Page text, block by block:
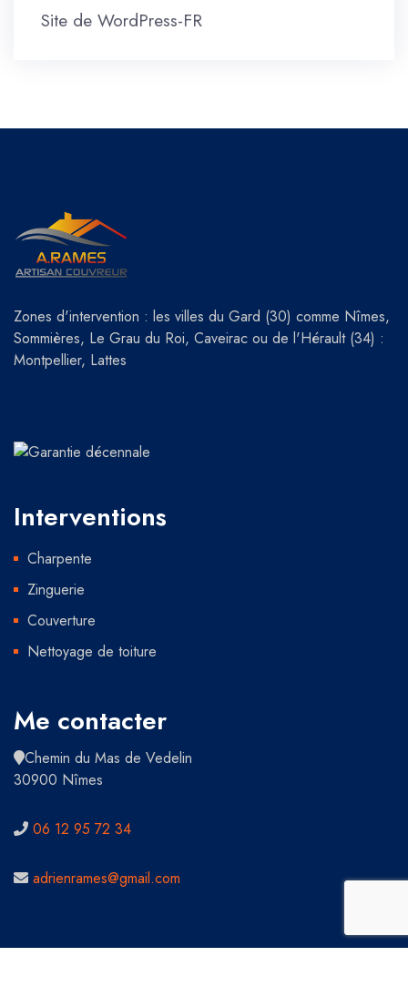
Site de WordPress-FR
Zones d'intervention : les villes du Gard (30) comme Nîmes,
Sommières, Le Grau du Roi, Caveirac ou de l'Hérault (34) :
Montpellier, Lattes
Interventions
Charpente
Zinguerie
Couverture
Nettoyage de toiture
Me contacter
Chemin du Mas de Vedelin
30900 Nîmes
06 12 95 72 34
adrienrames@gmail.com